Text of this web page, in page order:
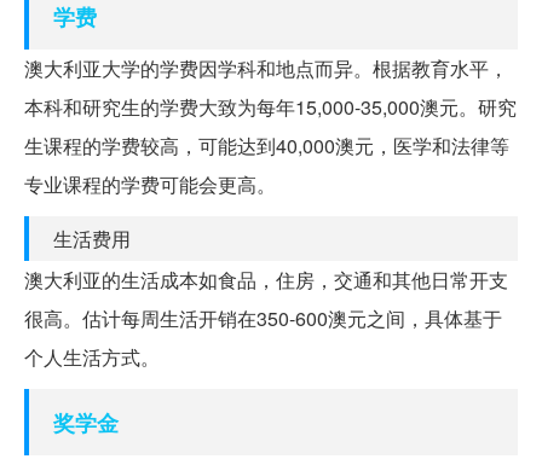
学费
澳大利亚大学的学费因学科和地点而异。根据教育水平，
本科和研究生的学费大致为每年15,000-35,000澳元。研究
生课程的学费较高，可能达到40,000澳元，医学和法律等
专业课程的学费可能会更高。
生活费用
澳大利亚的生活成本如食品，住房，交通和其他日常开支
很高。估计每周生活开销在350-600澳元之间，具体基于
个人生活方式。
奖学金